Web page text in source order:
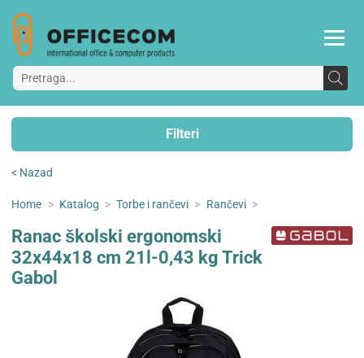
Filteri
< Nazad
Home > Katalog > Torbe i rančevi > Rančevi >
Ranac školski ergonomski
32x44x18 cm 21l-0,43 kg Trick
Gabol